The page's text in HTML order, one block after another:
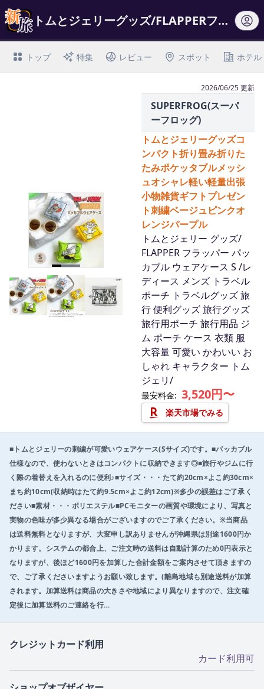
トムとジェリーグッズ/FLAPPERフラッパーパッカブルウェアケースS/レディー…
トップ 特集 レビュー スポット ホテル
I
t
e
m
2026/06/25 更新
SUPERFROG(スーパ
ーフロッグ)
トムとジェリーグッズコ
ンパクト折り畳み折りた
たみポケッタブルメッシ
ュオシャレ軽い軽量出張
小物雑貨ギフトプレゼン
ト刺繍ベージュピンクオ
レンジパープル
トムとジェリー グッズ/
FLAPPER フラッパー パッ
カブル ウェアケース S /レ
ディース メンズ トラベル
ポーチ トラベルグッズ 旅
行 便利グッズ 旅行グッズ
旅行用ポーチ 旅行用品 ジ
ム ポーチ ケース 衣類 服
大容量 可愛い かわいい お
しゃれ キャラクター トム
ジェリ/
最安料金: 3,520円〜
楽天市場でみる
■トムとジェリーの刺繍が可愛いウェアケース(Sサイズ)です。■パッカブル
仕様なので、使わないときはコンパクトに収納できます◎■旅行やジムに行
く際の着替えを入れるのに便利♪■サイズ・・・たて約20cm×よこ約30cm×
まち約10cm(収納時はたて約9.5cm×よこ約12cm)※多少の誤差はご了承く
ださい■素材・・・ポリエステル■PCモニターの画質や環境により、写真と
実物の色味が多少異なる場合がございますのでご了承ください。※当商品
は送料無料となりますが、大変申し訳ありませんが沖縄県は別途1600円か
かります。システムの都合上、ご注文時の送料は自動計算のため0円表示と
なりますが、後ほど1600円を加算した合計金額をご案内させて頂きますの
で、ご了承くださいますようお願い致します。(離島地域も別途送料が加算
されます。加算送料は商品の大きさや地域により異なりますので、注文確
定後に加算送料のご連絡を行…
クレジットカード利用
カード利用可